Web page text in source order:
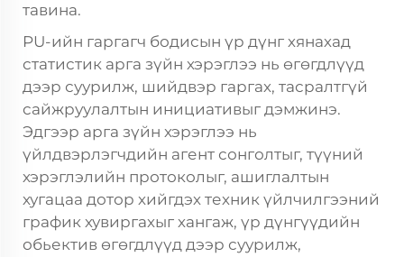
тавина.
PU-ийн гаргагч бодисын үр дүнг хянахад
статистик арга зүйн хэрэглээ нь өгөгдлүүд
дээр суурилж, шийдвэр гаргах, тасралтгүй
сайжруулалтын инициативыг дэмжинэ.
Эдгээр арга зүйн хэрэглээ нь
үйлдвэрлэгчдийн агент сонголтыг, түүний
хэрэглэлийн протоколыг, ашиглалтын
хугацаа дотор хийгдэх техник үйлчилгээний
график хувиргахыг хангаж, үр дүнгүүдийн
обьектив өгөгдлүүд дээр суурилж,